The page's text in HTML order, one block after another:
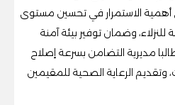
أهمية الاستمرار في تحسين مستوى
للنزلاء، وضمان توفير بيئة آمنة
مديرية التضامن بسرعة إصلاح
وتقديم الرعاية الصحية للمقيمين